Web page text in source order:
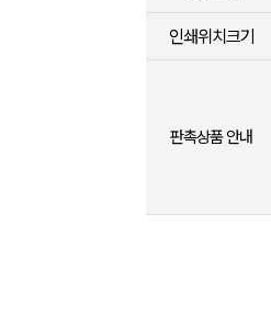
인쇄위치크기
판촉상품 안내